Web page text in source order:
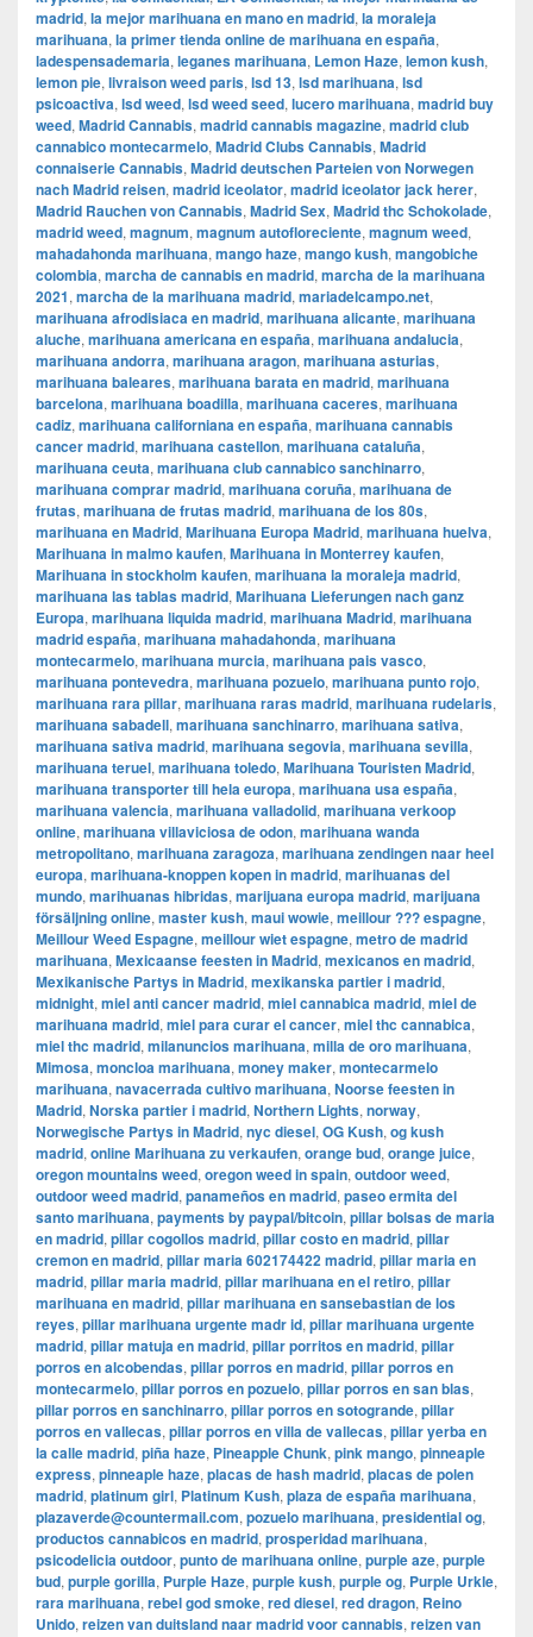
madrid, la mejor marihuana en mano en madrid, la moraleja
marihuana, la primer tienda online de marihuana en españa,
ladespensademaria, leganes marihuana, Lemon Haze, lemon kush,
lemon pie, livraison weed paris, lsd 13, lsd marihuana, lsd
psicoactiva, lsd weed, lsd weed seed, lucero marihuana, madrid buy
weed, Madrid Cannabis, madrid cannabis magazine, madrid club
cannabico montecarmelo, Madrid Clubs Cannabis, Madrid
connaiserie Cannabis, Madrid deutschen Parteien von Norwegen
nach Madrid reisen, madrid iceolator, madrid iceolator jack herer,
Madrid Rauchen von Cannabis, Madrid Sex, Madrid thc Schokolade,
madrid weed, magnum, magnum autofloreciente, magnum weed,
mahadahonda marihuana, mango haze, mango kush, mangobiche
colombia, marcha de cannabis en madrid, marcha de la marihuana
2021, marcha de la marihuana madrid, mariadelcampo.net,
marihuana afrodisiaca en madrid, marihuana alicante, marihuana
aluche, marihuana americana en españa, marihuana andalucia,
marihuana andorra, marihuana aragon, marihuana asturias,
marihuana baleares, marihuana barata en madrid, marihuana
barcelona, marihuana boadilla, marihuana caceres, marihuana
cadiz, marihuana californiana en españa, marihuana cannabis
cancer madrid, marihuana castellon, marihuana cataluña,
marihuana ceuta, marihuana club cannabico sanchinarro,
marihuana comprar madrid, marihuana coruña, marihuana de
frutas, marihuana de frutas madrid, marihuana de los 80s,
marihuana en Madrid, Marihuana Europa Madrid, marihuana huelva,
Marihuana in malmo kaufen, Marihuana in Monterrey kaufen,
Marihuana in stockholm kaufen, marihuana la moraleja madrid,
marihuana las tablas madrid, Marihuana Lieferungen nach ganz
Europa, marihuana liquida madrid, marihuana Madrid, marihuana
madrid españa, marihuana mahadahonda, marihuana
montecarmelo, marihuana murcia, marihuana pais vasco,
marihuana pontevedra, marihuana pozuelo, marihuana punto rojo,
marihuana rara pillar, marihuana raras madrid, marihuana rudelaris,
marihuana sabadell, marihuana sanchinarro, marihuana sativa,
marihuana sativa madrid, marihuana segovia, marihuana sevilla,
marihuana teruel, marihuana toledo, Marihuana Touristen Madrid,
marihuana transporter till hela europa, marihuana usa españa,
marihuana valencia, marihuana valladolid, marihuana verkoop
online, marihuana villaviciosa de odon, marihuana wanda
metropolitano, marihuana zaragoza, marihuana zendingen naar heel
europa, marihuana-knoppen kopen in madrid, marihuanas del
mundo, marihuanas hibridas, marijuana europa madrid, marijuana
försäljning online, master kush, maui wowie, meillour ??? espagne,
Meillour Weed Espagne, meillour wiet espagne, metro de madrid
marihuana, Mexicaanse feesten in Madrid, mexicanos en madrid,
Mexikanische Partys in Madrid, mexikanska partier i madrid,
midnight, miel anti cancer madrid, miel cannabica madrid, miel de
marihuana madrid, miel para curar el cancer, miel thc cannabica,
miel thc madrid, milanuncios marihuana, milla de oro marihuana,
Mimosa, moncloa marihuana, money maker, montecarmelo
marihuana, navacerrada cultivo marihuana, Noorse feesten in
Madrid, Norska partier i madrid, Northern Lights, norway,
Norwegische Partys in Madrid, nyc diesel, OG Kush, og kush
madrid, online Marihuana zu verkaufen, orange bud, orange juice,
oregon mountains weed, oregon weed in spain, outdoor weed,
outdoor weed madrid, panameños en madrid, paseo ermita del
santo marihuana, payments by paypal/bitcoin, pillar bolsas de maria
en madrid, pillar cogollos madrid, pillar costo en madrid, pillar
cremon en madrid, pillar maria 602174422 madrid, pillar maria en
madrid, pillar maria madrid, pillar marihuana en el retiro, pillar
marihuana en madrid, pillar marihuana en sansebastian de los
reyes, pillar marihuana urgente madr id, pillar marihuana urgente
madrid, pillar matuja en madrid, pillar porritos en madrid, pillar
porros en alcobendas, pillar porros en madrid, pillar porros en
montecarmelo, pillar porros en pozuelo, pillar porros en san blas,
pillar porros en sanchinarro, pillar porros en sotogrande, pillar
porros en vallecas, pillar porros en villa de vallecas, pillar yerba en
la calle madrid, piña haze, Pineapple Chunk, pink mango, pinneaple
express, pinneaple haze, placas de hash madrid, placas de polen
madrid, platinum girl, Platinum Kush, plaza de españa marihuana,
plazaverde@countermail.com, pozuelo marihuana, presidential og,
productos cannabicos en madrid, prosperidad marihuana,
psicodelicia outdoor, punto de marihuana online, purple aze, purple
bud, purple gorilla, Purple Haze, purple kush, purple og, Purple Urkle,
rara marihuana, rebel god smoke, red diesel, red dragon, Reino
Unido, reizen van duitsland naar madrid voor cannabis, reizen van